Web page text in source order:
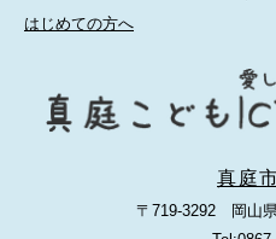
はじめての方へ
真庭
〒719-3292 岡山